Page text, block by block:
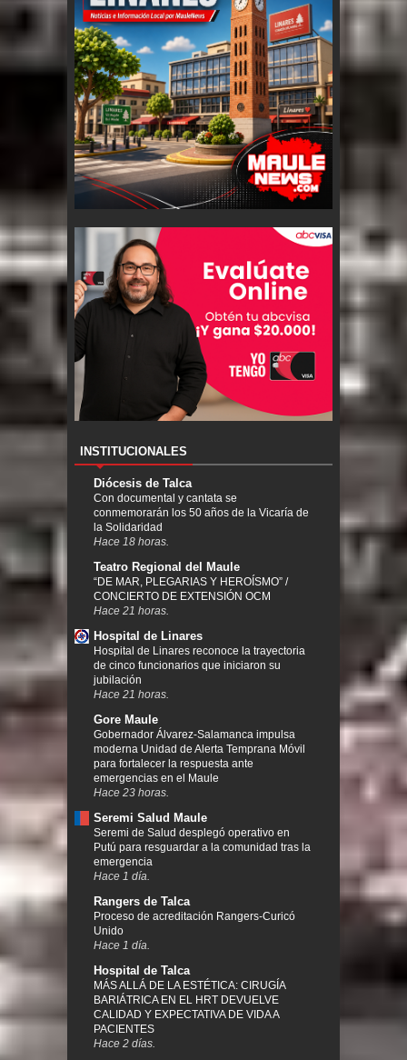
INSTITUCIONALES
Diócesis de Talca
Con documental y cantata se
conmemorarán los 50 años de la Vicaría de
la Solidaridad
Hace 18 horas.
Teatro Regional del Maule
“DE MAR, PLEGARIAS Y HEROÍSMO” /
CONCIERTO DE EXTENSIÓN OCM
Hace 21 horas.
Hospital de Linares
Hospital de Linares reconoce la trayectoria
de cinco funcionarios que iniciaron su
jubilación
Hace 21 horas.
Gore Maule
Gobernador Álvarez-Salamanca impulsa
moderna Unidad de Alerta Temprana Móvil
para fortalecer la respuesta ante
emergencias en el Maule
Hace 23 horas.
Seremi Salud Maule
Seremi de Salud desplegó operativo en
Putú para resguardar a la comunidad tras la
emergencia
Hace 1 día.
Rangers de Talca
Proceso de acreditación Rangers-Curicó
Unido
Hace 1 día.
Hospital de Talca
MÁS ALLÁ DE LA ESTÉTICA: CIRUGÍA
BARIÁTRICA EN EL HRT DEVUELVE
CALIDAD Y EXPECTATIVA DE VIDA A
PACIENTES
Hace 2 días.